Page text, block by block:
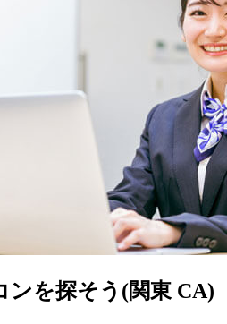
ンを探そう(関東 CA)